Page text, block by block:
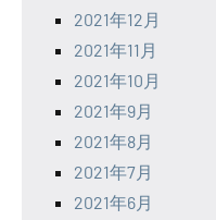
2021年12月
2021年11月
2021年10月
2021年9月
2021年8月
2021年7月
2021年6月